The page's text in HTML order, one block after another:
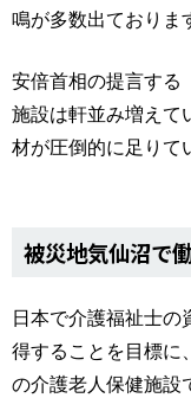
鳴が多数出ておりま
安倍首相の提言する
施設は軒並み増えて
材が圧倒的に足りて
被災地気仙沼で
日本で介護福祉士の
得することを目標に
の介護老人保健施設